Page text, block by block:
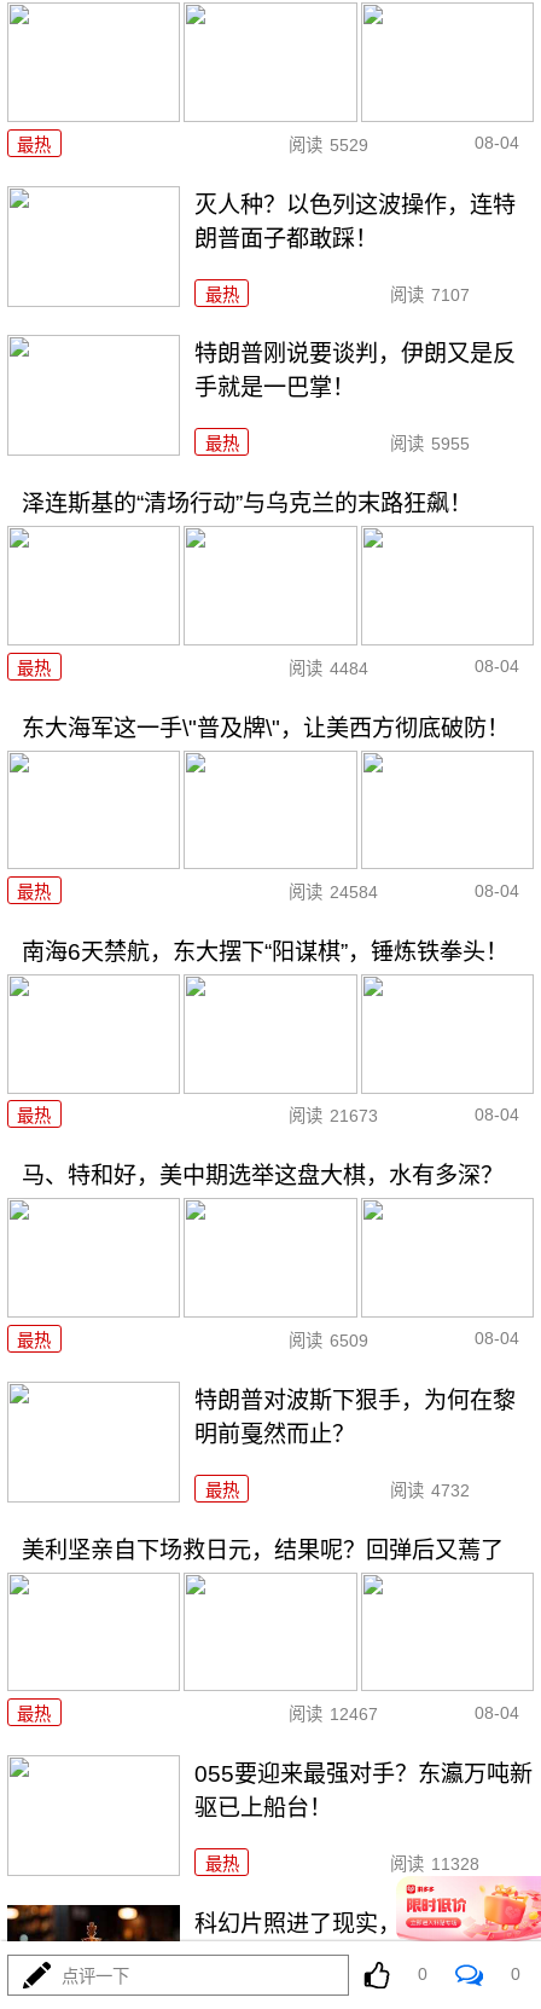
最热 阅读 5529 08-04
灭人种？以色列这波操作，连特
朗普面子都敢踩！
最热 阅读 7107
特朗普刚说要谈判，伊朗又是反
手就是一巴掌！
最热 阅读 5955
泽连斯基的“清场行动”与乌克兰的末路狂飙！
最热 阅读 4484 08-04
东大海军这一手\"普及牌\"，让美西方彻底破防！
最热 阅读 24584 08-04
南海6天禁航，东大摆下“阳谋棋”，锤炼铁拳头！
最热 阅读 21673 08-04
马、特和好，美中期选举这盘大棋，水有多深？
最热 阅读 6509 08-04
特朗普对波斯下狠手，为何在黎
明前戛然而止？
最热 阅读 4732
美利坚亲自下场救日元，结果呢？回弹后又蔫了
最热 阅读 12467 08-04
055要迎来最强对手？东瀛万吨新
驱已上船台！
最热 阅读 11328
科幻片照进了现实，东大机器狼
驮着武器冲锋！
点评一下 0 0